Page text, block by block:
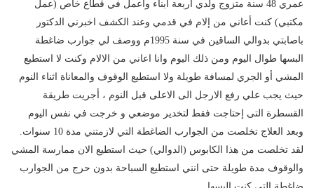
عمري 48 سنة متزوج ولدي أربعة أبناء وأعمل في قطاع خاص (عمل
مكتبي) كنت أعاني من إلام في قدمي وعند الكشف اخبرني الدكتور
باصابتي بدوالي الساقين في سنة 1995م ووصف لي جوارب ضاغطة
البسها طوال اليوم ومن ذلك اليوم وانا اعاني من الالام وكنت لا استطيع
المشي أو الجري لمسافة طويلة ولا استطيع الوقوف والمعاناة اثناء النوم
حيث يجب علي رفع الارجل الى الاعلى قبل النوم ، أجريت طريقة
القسطرة التى إحتاجت فقط لتخدير موضعي و خرجت في نفس اليوم
وبعد العلاج تخلصت من الجوارب الضاغطة التي لازمتني مدة 10 سنوات.
لقد تخلصت من هذا الكابوس (الدوالي) حيث استطيع الان ممارسة المشي
والوقوف مدة طويلة حتى انني استطيع السباحة بدون حرج من الجوارب